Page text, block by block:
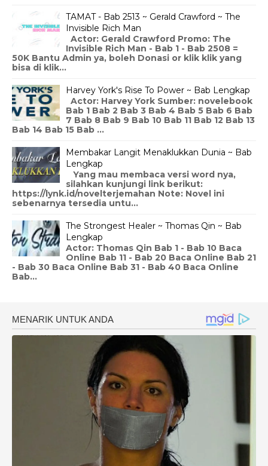
TAMAT - Bab 2513 ~ Gerald Crawford ~ The
Invisible Rich Man
Actor: Gerald Crawford Promo: The
Invisible Rich Man - Bab 1 - Bab 2508 =
50K Bantu Admin ya, boleh Donasi or klik klik yang
bisa di klik...
Harvey York's Rise To Power ~ Bab Lengkap
Actor: Harvey York Sumber: novelebook
Bab 1 Bab 2 Bab 3 Bab 4 Bab 5 Bab 6 Bab
7 Bab 8 Bab 9 Bab 10 Bab 11 Bab 12 Bab 13
Bab 14 Bab 15 Bab ...
Membakar Langit Menaklukkan Dunia ~ Bab
Lengkap
Yang mau membaca versi word nya,
silahkan kunjungi link berikut:
https://lynk.id/novelterjemahan Note: Novel ini
sebenarnya tersedia untu...
The Strongest Healer ~ Thomas Qin ~ Bab
Lengkap
Actor: Thomas Qin Bab 1 - Bab 10 Baca
Online Bab 11 - Bab 20 Baca Online Bab 21
- Bab 30 Baca Online Bab 31 - Bab 40 Baca Online
Bab...